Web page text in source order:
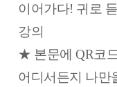
이어가다! 귀로
강의
★ 본문에 QR코
어디서든지 나만